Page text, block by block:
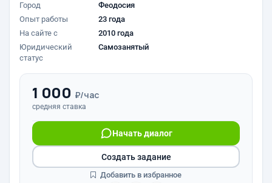
Город
Феодосия
Опыт работы
23 года
На сайте с
2010 года
Юридический
статус
Самозанятый
1 000 ₽/час
средняя ставка
Начать диалог
Создать задание
Добавить в избранное